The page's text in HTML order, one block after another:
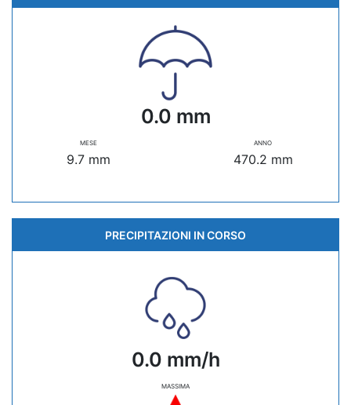
0.0 mm
MESE
9.7 mm
ANNO
470.2 mm
PRECIPITAZIONI IN CORSO
0.0 mm/h
MASSIMA